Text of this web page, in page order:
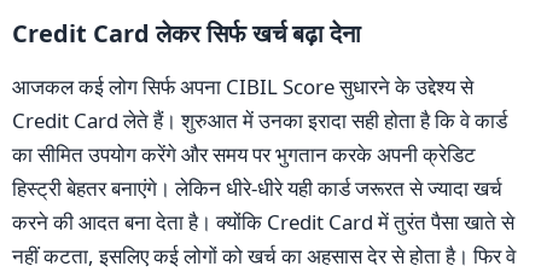
Credit Card लेकर सिर्फ खर्च बढ़ा देना
आजकल कई लोग सिर्फ अपना CIBIL Score सुधारने के उद्देश्य से
Credit Card लेते हैं। शुरुआत में उनका इरादा सही होता है कि वे कार्ड
का सीमित उपयोग करेंगे और समय पर भुगतान करके अपनी क्रेडिट
हिस्ट्री बेहतर बनाएंगे। लेकिन धीरे-धीरे यही कार्ड जरूरत से ज्यादा खर्च
करने की आदत बना देता है। क्योंकि Credit Card में तुरंत पैसा खाते से
नहीं कटता, इसलिए कई लोगों को खर्च का अहसास देर से होता है। फिर वे